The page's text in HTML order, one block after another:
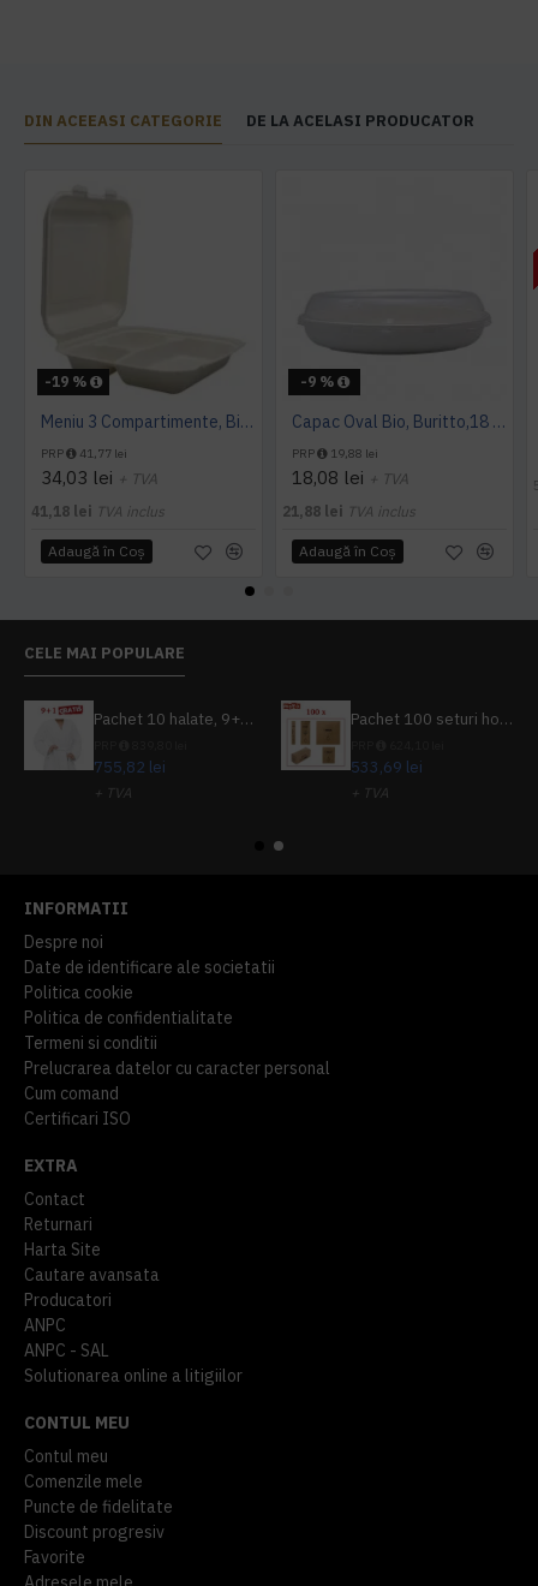
DIN ACEEASI CATEGORIE DE LA ACELASI PRODUCATOR
-19 %
Meniu 3 Compartimente, Bio, B031, 50 buc/set
PRP 41,77 lei
34,03 lei + TVA
41,18 lei TVA inclus
Adaugă în Coş
-9 %
Capac Oval Bio, Buritto,18 oz, 50 buc/ set
PRP 19,88 lei
18,08 lei + TVA
21,88 lei TVA inclus
Adaugă în Coş
CELE MAI POPULARE
Pachet 10 halate, 9+1 gratuit
755,82 lei
+ TVA
Pachet 100 seturi hoteliere, set dentar, set barbierit, casca de dus, pila unghii, set cusut
533,69 lei
+ TVA
INFORMATII
Despre noi
Date de identificare ale societatii
Politica cookie
Politica de confidentialitate
Termeni si conditii
Prelucrarea datelor cu caracter personal
Cum comand
Certificari ISO
EXTRA
Contact
Returnari
Harta Site
Cautare avansata
Producatori
ANPC
ANPC - SAL
Solutionarea online a litigiilor
CONTUL MEU
Contul meu
Comenzile mele
Puncte de fidelitate
Discount progresiv
Favorite